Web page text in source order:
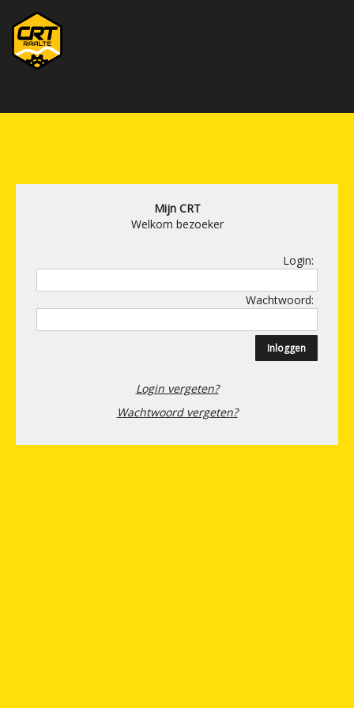
Mijn CRT
Welkom bezoeker
Login:
Wachtwoord:
Login vergeten?
Wachtwoord vergeten?